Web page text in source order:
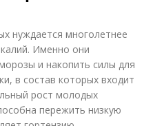
нуждается многолетнее
Именно они
и накопить силы для
в состав которых входит
рост молодых
пережить низкую